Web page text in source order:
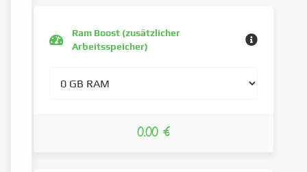
Ram Boost (zusätzlicher
Arbeitsspeicher)
0.00 €